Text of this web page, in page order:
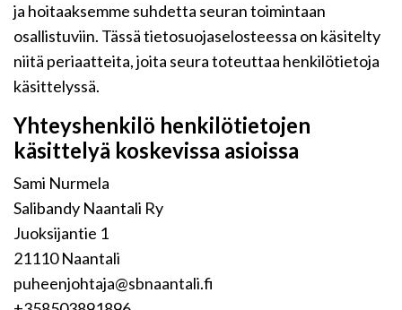
ja hoitaaksemme suhdetta seuran toimintaan
osallistuviin. Tässä tietosuojaselosteessa on käsitelty
niitä periaatteita, joita seura toteuttaa henkilötietoja
käsittelyssä.
Yhteyshenkilö henkilötietojen
käsittelyä koskevissa asioissa
Sami Nurmela
Salibandy Naantali Ry
Juoksijantie 1
21110 Naantali
puheenjohtaja@sbnaantali.fi